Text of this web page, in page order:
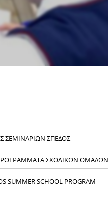
ΣΕΜΙΝΑΡΙΩΝ ΣΠΕΔΟΣ
ΠΡΟΓΡΑΜΜΑΤΑ ΣΧΟΛΙΚΩΝ ΟΜΑΔΩΝ
SUMMER SCHOOL PROGRAM